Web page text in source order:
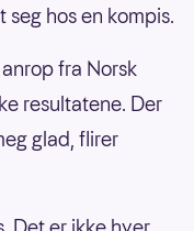
hos en kompis.
fra Norsk
resultatene. Der
glad, flirer